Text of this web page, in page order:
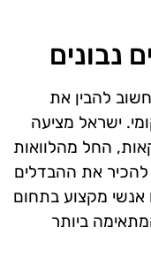
נבונים
להבין את
ישראל מציעה
החל מהלוואות
את ההבדלים
אנשי מקצוע בתחום
ביותר